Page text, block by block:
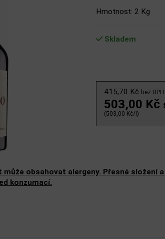
Hmotnost: 2 Kg
Skladem
415,70 Kč bez DPH
503,00 Kč
(503,00 Kč/l)
obsahovat alergeny. Přesné složení
konzumací.